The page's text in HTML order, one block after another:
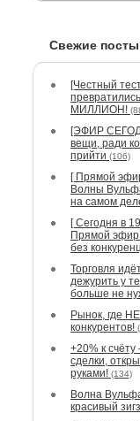
Свежие посты
[Честный
МИЛЛИОН!
[ЭФИР
вещи, ради
прийти (106)
[ Прямой
Волны
на самом
[ Сегодня в
Прямой
без
Торговля
дежурить у
больше не
Рынок, где
конкурентов!
+20% к
сделки,
руками! (134)
Волна
красивый